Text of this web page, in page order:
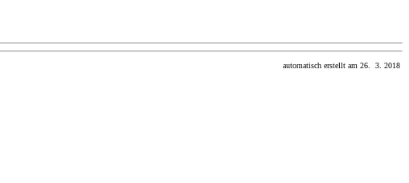
automatisch erstellt am 26. 3. 2018